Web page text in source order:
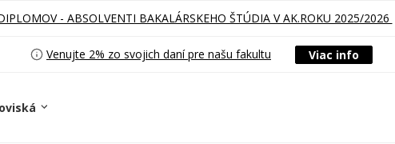
- ABSOLVENTI BAKALÁRSKEHO ŠTÚDIA V AK.ROKU 2025/2026
Venujte 2% zo svojich daní pre našu fakultu Viac info